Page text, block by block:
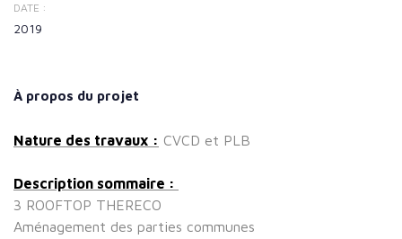
DATE :
2019
À propos du projet
Nature des travaux : CVCD et PLB
Description sommaire :
3 ROOFTOP THERECO
Aménagement des parties communes